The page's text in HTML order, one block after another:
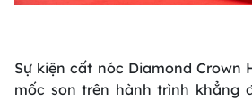
Sự kiện cất nóc Diamond Crown
mốc son trên hành trình khẳng